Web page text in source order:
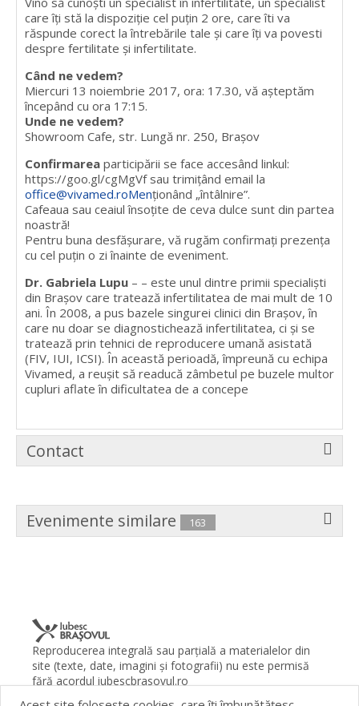
care îți stă la dispoziție cel puțin 2 ore, care îti va
răspunde corect la întrebările tale și care îți va povesti
despre fertilitate și infertilitate.
Când ne vedem?
Miercuri 13 noiembrie 2017, ora: 17.30, vă așteptăm
începând cu ora 17:15.
Unde ne vedem?
Showroom Cafe, str. Lungă nr. 250, Brașov
Confirmareaparticipării se face accesând linkul:
https://goo.gl/cgMgVf sau trimițând email la
office@vivamed.roMenționând „întâlnire”.
Cafeaua sau ceaiul însoțite de ceva dulce sunt din partea
noastră!
Pentru buna desfășurare, vă rugăm confirmați prezența
cu cel puțin o zi înainte de eveniment.
Dr. Gabriela Lupu– – este unul dintre primii specialiști
din Brașov care tratează infertilitatea de mai mult de 10
ani. În 2008, a pus bazele singurei clinici din Brașov, în
care nu doar se diagnostichează infertilitatea, ci și se
tratează prin tehnici de reproducere umană asistată
(FIV, IUI, ICSI). În această perioadă, împreună cu echipa
Vivamed, a reușit să readucă zâmbetul pe buzele multor
cupluri aflate în dificultatea de a concepe
Contact
Evenimente similare 163
Reproducerea integrală sau parţială a materialelor din
site (texte, date, imagini şi fotografii) nu este permisă
fără acordul iubescbrasovul.ro